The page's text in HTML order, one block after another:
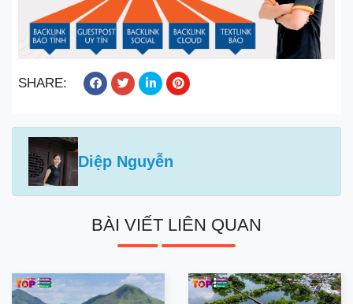
SHARE:
Diệp Nguyễn
BÀI VIẾT LIÊN QUAN